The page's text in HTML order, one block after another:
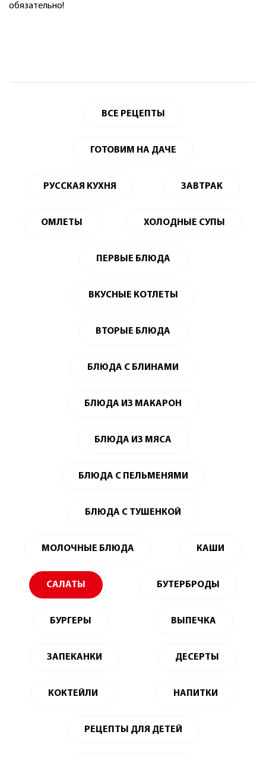
обязательно!
ВСЕ РЕЦЕПТЫ
ГОТОВИМ НА ДАЧЕ
РУССКАЯ КУХНЯ ЗАВТРАК
ОМЛЕТЫ ХОЛОДНЫЕ СУПЫ
ПЕРВЫЕ БЛЮДА
ВКУСНЫЕ КОТЛЕТЫ
ВТОРЫЕ БЛЮДА
БЛЮДА С БЛИНАМИ
БЛЮДА ИЗ МАКАРОН
БЛЮДА ИЗ МЯСА
БЛЮДА С ПЕЛЬМЕНЯМИ
БЛЮДА С ТУШЕНКОЙ
МОЛОЧНЫЕ БЛЮДА КАШИ
САЛАТЫ БУТЕРБРОДЫ
БУРГЕРЫ ВЫПЕЧКА
ЗАПЕКАНКИ ДЕСЕРТЫ
КОКТЕЙЛИ НАПИТКИ
РЕЦЕПТЫ ДЛЯ ДЕТЕЙ